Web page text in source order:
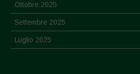
Ottobre 2025
Settembre 2025
Luglio 2025